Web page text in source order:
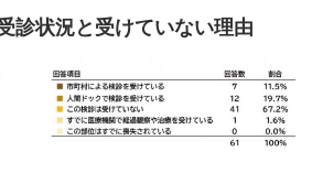
診状況と受けていない理由